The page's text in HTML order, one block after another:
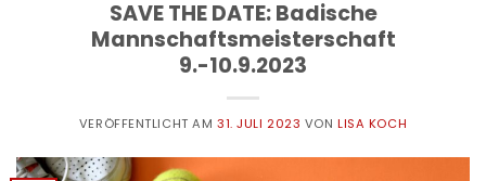
SAVE THE DATE: Badische
Mannschaftsmeisterschaft
9.-10.9.2023
VERÖFFENTLICHT AM 31. JULI 2023 VONLISA KOCH